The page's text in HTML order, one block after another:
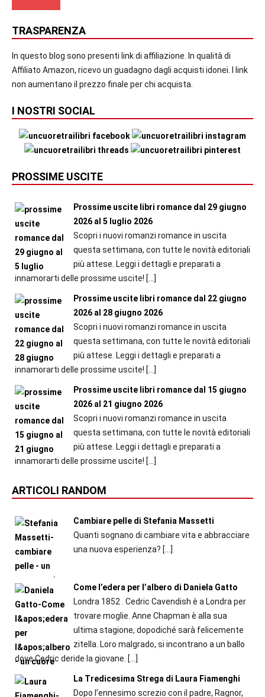
TRASPARENZA
In questo blog sono presenti link di affiliazione. In qualità di
Affiliato Amazon, ricevo un guadagno dagli acquisti idonei. I link
non aumentano il prezzo finale per chi acquista.
I NOSTRI SOCIAL
PROSSIME USCITE
Prossime uscite libri romance dal 29 giugno
2026 al 5 luglio 2026
Scopri i nuovi romanzi romance in uscita
questa settimana, con tutte le novità editoriali
più attese. Leggi i dettagli e preparati a
innamorarti delle prossime uscite! […]
Prossime uscite libri romance dal 22 giugno
2026 al 28 giugno 2026
Scopri i nuovi romanzi romance in uscita
questa settimana, con tutte le novità editoriali
più attese. Leggi i dettagli e preparati a
innamorarti delle prossime uscite! […]
Prossime uscite libri romance dal 15 giugno
2026 al 21 giugno 2026
Scopri i nuovi romanzi romance in uscita
questa settimana, con tutte le novità editoriali
più attese. Leggi i dettagli e preparati a
innamorarti delle prossime uscite! […]
ARTICOLI RANDOM
Cambiare pelle di Stefania Massetti
Quanti sognano di cambiare vita e abbracciare
una nuova esperienza? […]
Come l’edera per l’albero di Daniela Gatto
Londra 1852 . Cedric Cavendish è a Londra per
trovare moglie. Anne Chapman è alla sua
ultima stagione, dopodiché sarà felicemente
zitella. Loro malgrado, si incontrano a un ballo
dove Cedric deride la giovane. […]
La Tredicesima Strega di Laura Fiamenghi
Dopo l’ennesimo screzio con il padre, Ragnor,